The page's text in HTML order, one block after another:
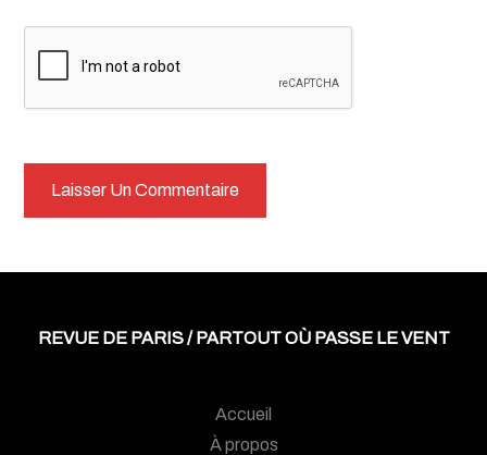
REVUE DE PARIS / PARTOUT OÙ PASSE LE VENT
Accueil
À propos